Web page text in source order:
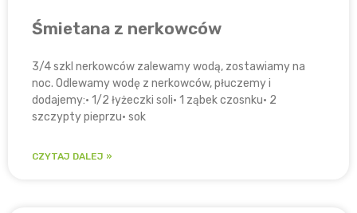
Śmietana z nerkowców
3/4 szkl nerkowców zalewamy wodą, zostawiamy na
noc. Odlewamy wodę z nerkowców, płuczemy i
dodajemy:​• 1/2 łyżeczki soli• 1 ząbek czosnku• 2
szczypty pieprzu• sok
CZYTAJ DALEJ »